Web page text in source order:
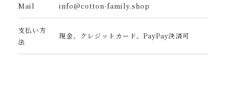
Mail info@cotton-family.shop
支払い方
法
現金、クレジットカード、PayPay決済可